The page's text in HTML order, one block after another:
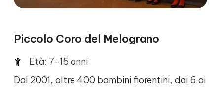
Piccolo Coro del Melograno
Età: 7-15 anni
Dal 2001, oltre 400 bambini fiorentini, dai 6 ai